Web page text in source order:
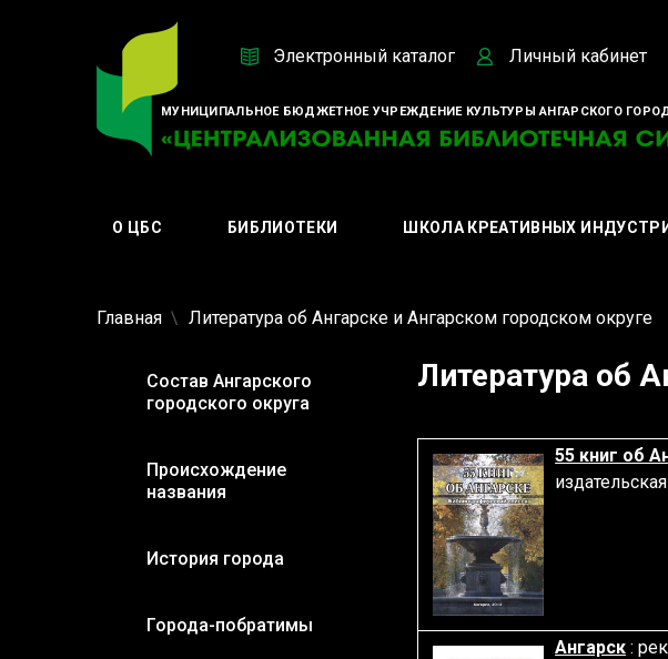
МУНИЦИПАЛЬНОЕ БЮДЖЕТНОЕ УЧРЕЖДЕНИЕ КУЛЬТУРЫ АНГАРСКОГО
Электронный каталог Личный кабинет
О ЦБС БИБЛИОТЕКИ ШКОЛА КРЕАТИВНЫХ
Главная Литература об Ангарске и Ангарском городском округе
Состав Ангарского
городского округа
Происхождение
названия
История города
Города-побратимы
Литература об
55 книг об
Ангарск :